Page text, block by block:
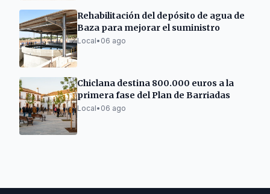
Rehabilitación del depósito de agua de
Baza para mejorar el suministro
Local• 06 ago
Chiclana destina 800.000 euros a la
primera fase del Plan de Barriadas
Local• 06 ago